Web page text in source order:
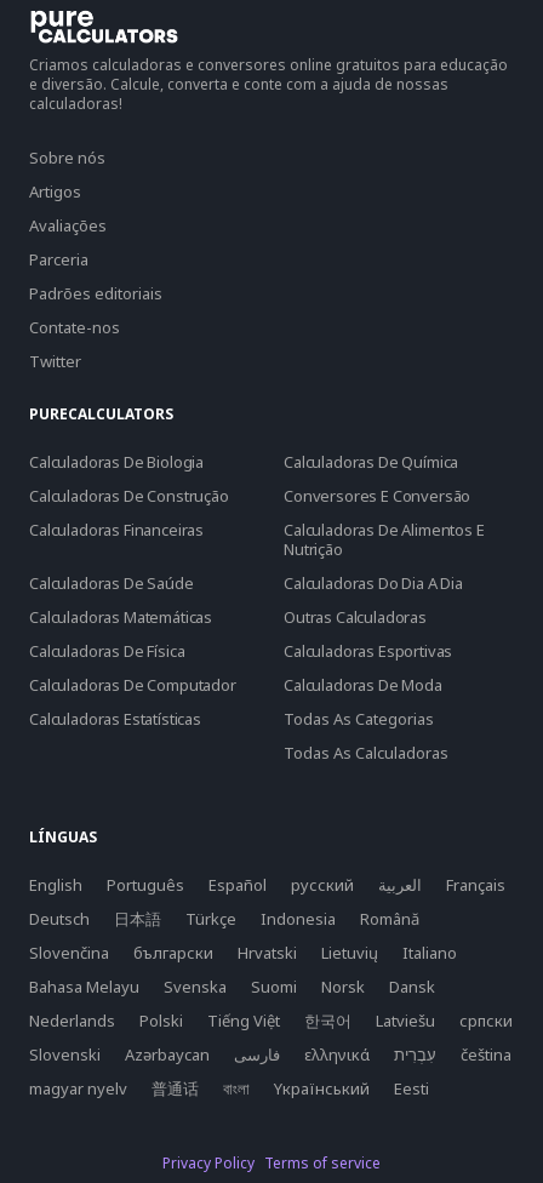
Criamos calculadoras e conversores online gratuitos para educação
e diversão. Calcule, converta e conte com a ajuda de nossas
calculadoras!
Sobre nós
Artigos
Avaliações
Parceria
Padrões editoriais
Contate-nos
Twitter
PURECALCULATORS
Calculadoras De Biologia
Calculadoras De Química
Calculadoras De Construção
Conversores E Conversão
Calculadoras Financeiras
Calculadoras De Alimentos E
Nutrição
Calculadoras De Saúde
Calculadoras Do Dia A Dia
Calculadoras Matemáticas
Outras Calculadoras
Calculadoras De Física
Calculadoras Esportivas
Calculadoras De Computador
Calculadoras De Moda
Calculadoras Estatísticas
Todas As Categorias
Todas As Calculadoras
LÍNGUAS
English Português Español русский العربية
Français
Deutsch
日本語 Türkçe Indonesia
Română
Slovenčina
български Hrvatski Lietuvių
Italiano
Bahasa Melayu
Svenska Suomi Norsk
Dansk
Nederlands
Polski Tiếng Việt 한국어 Latviešu
српски
Slovenski
Azərbaycan فارسی ελληνικά
čeština
magyar nyelv
普通话 বাংলা Yкраїнський Eesti
Privacy Policy Terms of service